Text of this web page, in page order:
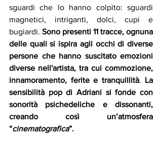
sguardi che lo hanno colpito: sguardi
magnetici, intriganti, dolci, cupi e
bugiardi. Sono presenti 11 tracce, ognuna
delle quali si ispira agli occhi di diverse
persone che hanno suscitato emozioni
diverse nell'artista, tra cui commozione,
innamoramento, ferite e tranquillità. La
sensibilità pop di Adriani si fonde con
sonorità psichedeliche e dissonanti,
creando così un’atmosfera
“cinematografica”.